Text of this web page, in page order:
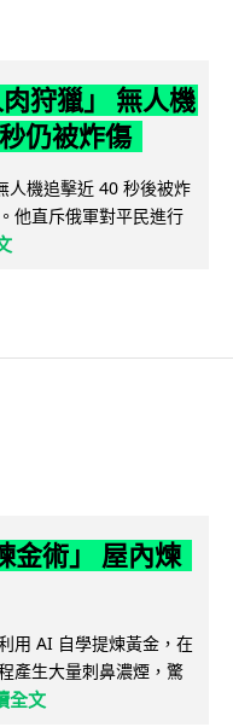
狩獵」 無人機
仍被炸傷
人機追擊近 40 秒後被炸
他直斥俄軍對平民進行
金術」 屋內煉
用 AI 自學提煉黃金，在
產生大量刺鼻濃煙，驚
全文